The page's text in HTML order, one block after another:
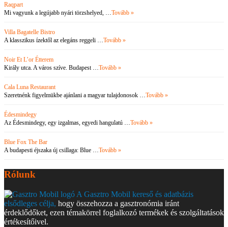
Raqpart
Mi vagyunk a legújabb nyári törzshelyed, … Tovább »
Villa Bagatelle Bistro
A klasszikus ízektől az elegáns reggeli … Tovább »
Noir Et L’or Étterem
Király utca. A város szíve. Budapest … Tovább »
Cala Luna Restaurant
Szeretnénk figyelmükbe ajánlani a magyar tulajdonosok … Tovább »
Édesmindegy
Az Édesmindegy, egy izgalmas, egyedi hangulatú … Tovább »
Blue Fox The Bar
A budapesti éjszaka új csillaga: Blue … Tovább »
Rólunk
A Gasztro Mobil kereső és adatbázis
elsődleges célja, hogy összehozza a gasztronómia iránt
érdeklődőket, ezen témakörrel foglalkozó termékek és szolgáltatások
értékesítőivel.